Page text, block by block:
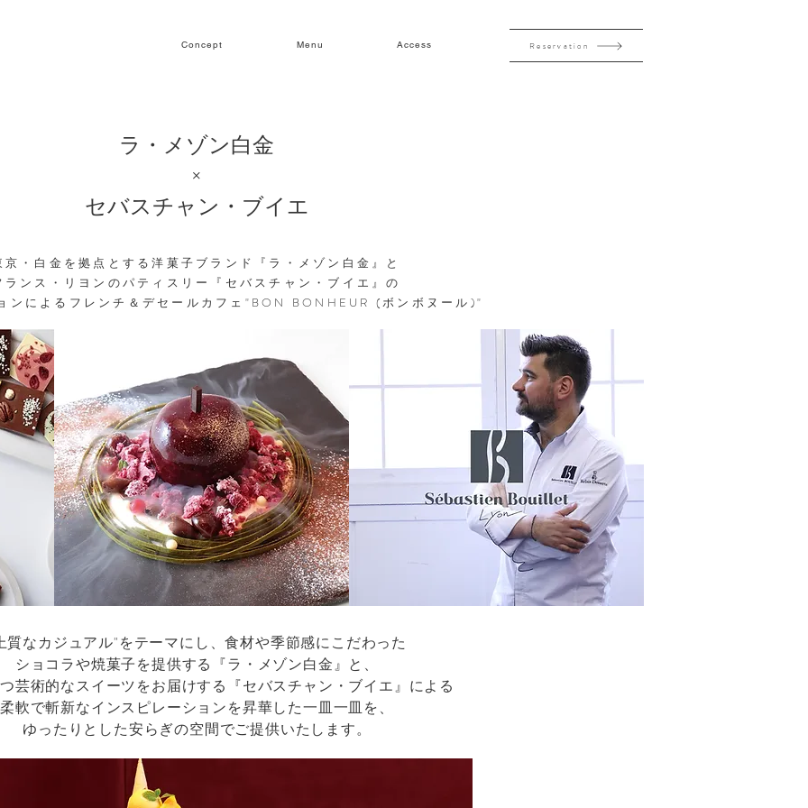
Concept Menu Access Reservation
ラ・メゾン白金
×
セバスチャン・ブイエ
京・白金を拠点とする洋菓子ブランド『ラ・メゾン白金』と
ランス・リヨンのパティスリー『セバスチャン・ブイエ』の
ンによるフレンチ＆デセールカフェ"BON BONHEUR (ボンボヌール)"
質なカジュアル"をテーマにし、食材や季節感にこだわった
ショコラや焼菓子を提供する『ラ・メゾン白金』と、
芸術的なスイーツをお届けする『セバスチャン・ブイエ』によ る
柔軟で斬新なインスピレーションを昇華した一皿一皿を、
ゆったりとした安らぎの空間でご提供いたします。